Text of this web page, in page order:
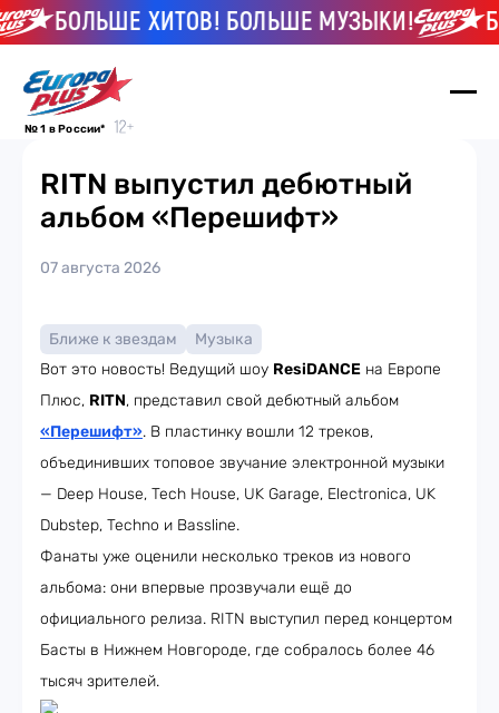
БОЛЬШЕ ХИТОВ! БОЛЬШЕ МУЗЫКИ!
№ 1 в России*
RITN выпустил дебютный
альбом «Перешифт»
07 августа 2026
Ближе к звездам
Музыка
Вот это новость! Ведущий шоу ResiDANCE на Европе
Плюс, RITN, представил свой дебютный альбом
«Перешифт». В пластинку вошли 12 треков,
объединивших топовое звучание электронной музыки
— Deep House, Tech House, UK Garage, Electronica, UK
Dubstep, Techno и Bassline.
Фанаты уже оценили несколько треков из нового
альбома: они впервые прозвучали ещё до
официального релиза. RITN выступил перед концертом
Басты в Нижнем Новгороде, где собралось более 46
тысяч зрителей.